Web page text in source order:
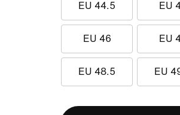
EU 44.5 EU
EU 46 EU
EU 48.5 EU